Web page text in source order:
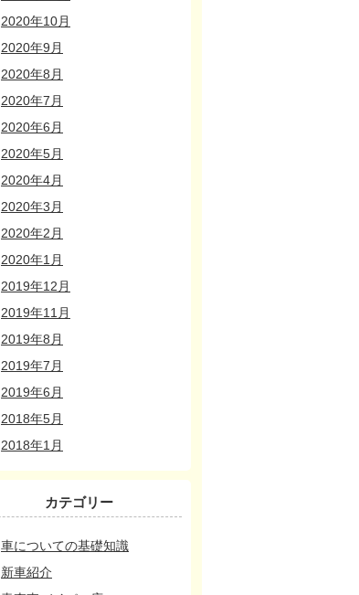
2020年10月
2020年9月
2020年8月
2020年7月
2020年6月
2020年5月
2020年4月
2020年3月
2020年2月
2020年1月
2019年12月
2019年11月
2019年8月
2019年7月
2019年6月
2018年5月
2018年1月
カテゴリー
車についての基礎知識
新車紹介